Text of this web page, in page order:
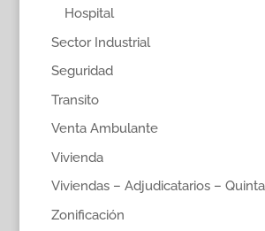
Hospital
Sector Industrial
Seguridad
Transito
Venta Ambulante
Vivienda
Viviendas – Adjudicatarios –
Zonificación